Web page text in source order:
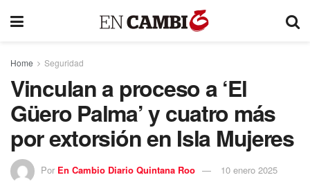
Home Seguridad
Vinculan a proceso a ‘El
Güero Palma’ y cuatro más
por extorsión en Isla Mujeres
Por En Cambio Diario Quintana Roo 10 enero 2025